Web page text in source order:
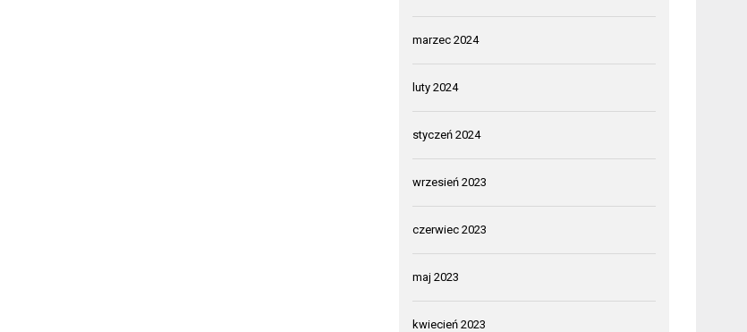
marzec 2024
luty 2024
styczeń 2024
wrzesień 2023
czerwiec 2023
maj 2023
kwiecień 2023